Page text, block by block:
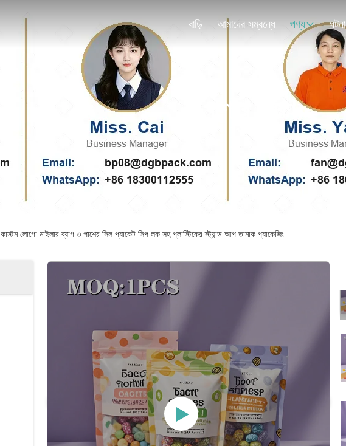
বাড়ি আমাদের সম্বন্ধে পণ্য ঘটনা
পণ্যের বিবরণ
কাস্টম লোগো মাইলার ব্যাগ ৩ পাশের সিল প্যাকেট সিপ লক সহ প্লাস্টিকের স্ট্যান্ড আপ তামাক প্যাকেজিং